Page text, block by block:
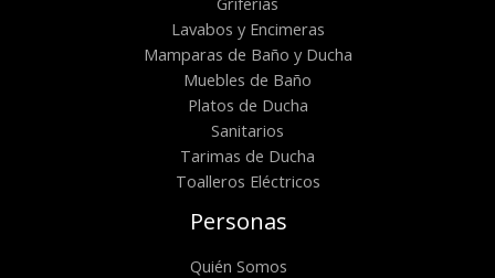
Lavabos y Encimeras
Mamparas de Baño y Ducha
Muebles de Baño
Platos de Ducha
Sanitarios
Tarimas de Ducha
Toalleros Eléctricos
Personas
Quién Somos